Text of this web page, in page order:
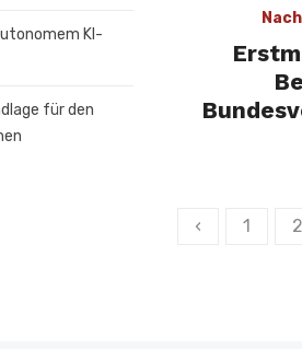
‹ 1 2
KI-
für den